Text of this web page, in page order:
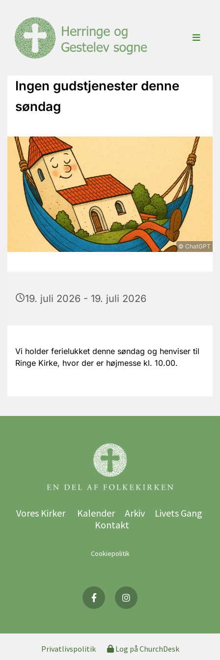
Ingen gudstjenester denne
søndag
© ChatGPT
19. juli 2026 - 19. juli 2026
Vi holder ferielukket denne søndag og henviser til
Ringe Kirke, hvor der er højmesse kl. 10.00.
Vores Kirker Kalender Arkiv Livets Gang
Kontakt
Cookiepolitik
Privatlivspolitik Log på ChurchDesk